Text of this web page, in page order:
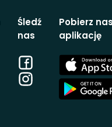
Śledź
nas
Facebook
Instagram
Pobierz
aplikację
App
Store
App
Store